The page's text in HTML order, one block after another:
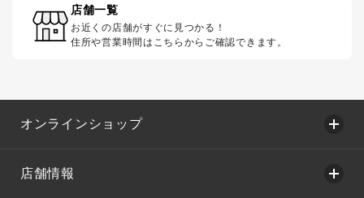
店舗一覧
お近くの店舗がすぐに見つかる！
住所や営業時間はこちらからご確認できます。
オンラインショップ
店舗情報